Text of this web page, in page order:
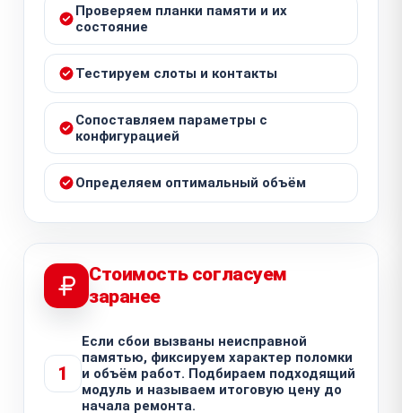
Проверяем планки памяти и их
состояние
Тестируем слоты и контакты
Сопоставляем параметры с
конфигурацией
Определяем оптимальный объём
Стоимость согласуем
заранее
1
Если сбои вызваны неисправной
памятью, фиксируем характер поломки
и объём работ. Подбираем подходящий
модуль и называем итоговую цену до
начала ремонта.